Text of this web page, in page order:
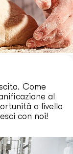
Come
al
a livello
con noi!